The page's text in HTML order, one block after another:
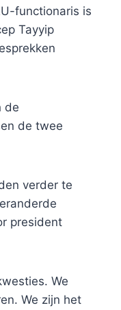
functionaris is
Tayyip
de
de twee
verder te
president
We
We zijn het